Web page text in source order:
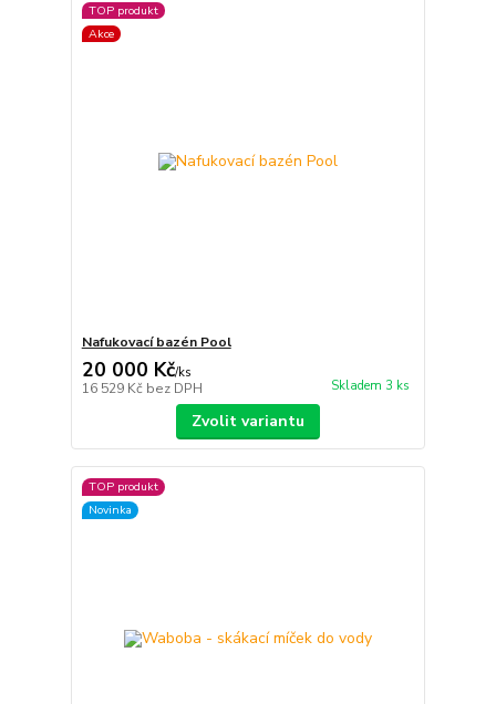
TOP produkt
Akce
Nafukovací bazén Pool
20 000 Kč/ks
16 529 Kč bez DPH Skladem 3 ks
Zvolit variantu
TOP produkt
Novinka